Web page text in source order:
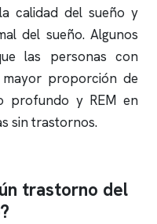
calidad del sueño y
del sueño. Algunos
las personas con
proporción de
profundo y REM en
sin trastornos.
trastorno del